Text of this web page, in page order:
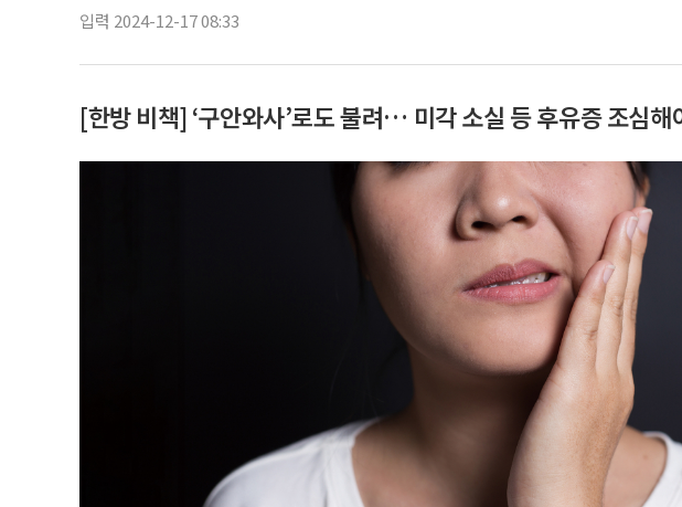
입력 2024-12-17 08:33
[한방 비책] ‘구안와사’로도 불려… 미각 소실 등 후유증 조심해